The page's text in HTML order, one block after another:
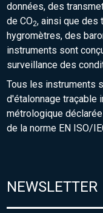
données, des
de CO2, ainsi que des
hygromètres, des
instruments sont
surveillance des
Tous les instruments
d'étalonnage traçable
métrologique
de la norme EN ISO/
NEWSLETTER